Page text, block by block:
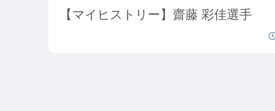
【マイヒストリー】齋藤 彩佳選手